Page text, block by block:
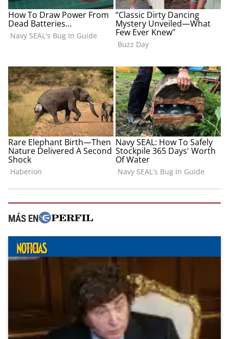
MÁS EN